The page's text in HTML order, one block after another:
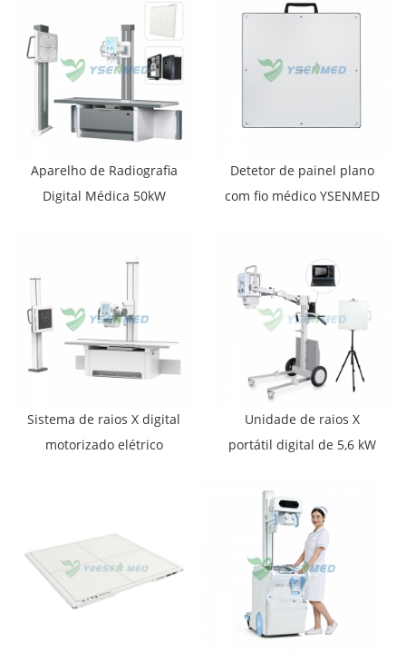
Aparelho de Radiografia
Digital Médica 50kW
Detetor de painel plano
com fio médico YSENMED
Sistema de raios X digital
motorizado elétrico
Unidade de raios X
portátil digital de 5,6 kW